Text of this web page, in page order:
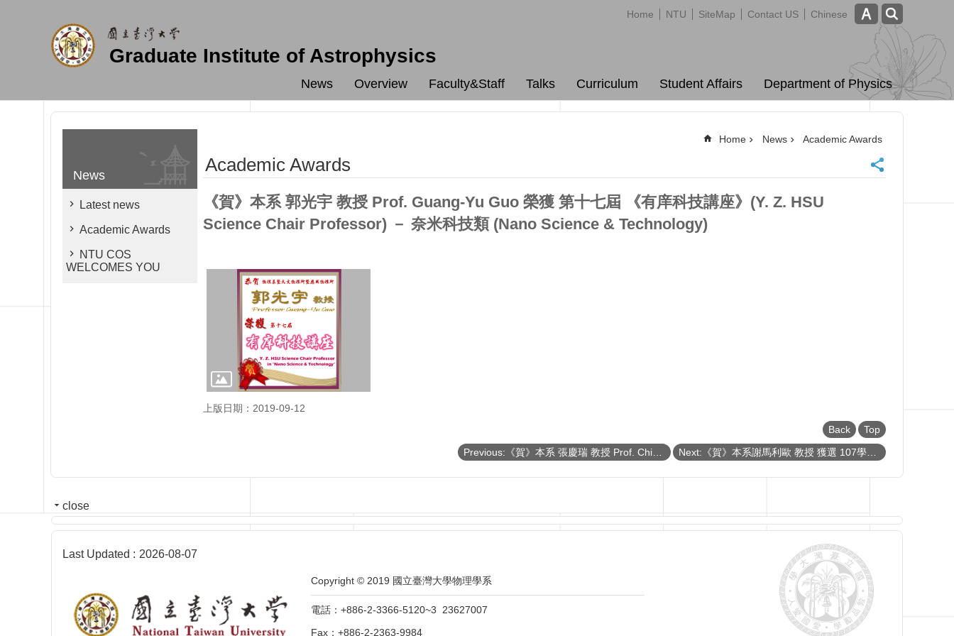
Home NTU SiteMap Contact US Chinese
Graduate Institute of Astrophysics
News Overview Faculty&Staff Talks Curriculum Student Affairs Department of Physics
News
Latest news
Academic Awards
NTU COS
WELCOMES YOU
Home News Academic Awards
Academic Awards
《賀》本系 郭光宇 教授 Prof. Guang-Yu Guo 榮獲 第十七屆 《有庠科技講座》(Y. Z. HSU
Science Chair Professor) － 奈米科技類 (Nano Science & Technology)
上版日期：2019-09-12
Back
Top
close
Last Updated 2026-08-07
Copyright © 2019 國立臺灣大學物理學系
電話：+886-2-3366-5120~3 23627007
Fax：+886-2-2363-9984